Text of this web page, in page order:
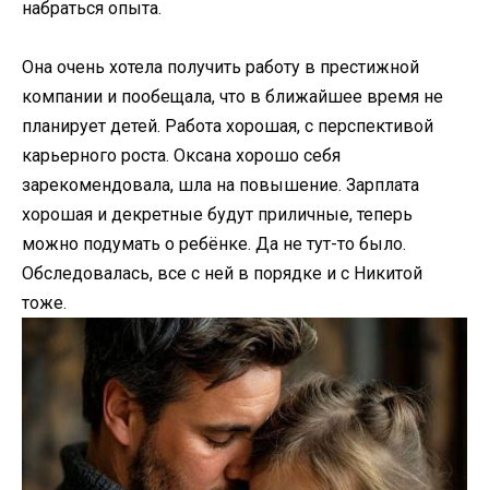
набраться опыта.
Она очень хотела получить работу в престижной
компании и пообещала, что в ближайшее время не
планирует детей. Работа хорошая, с перспективой
карьерного роста. Оксана хорошо себя
зарекомендовала, шла на повышение. Зарплата
хорошая и декретные будут приличные, теперь
можно подумать о ребёнке. Да не тут-то было.
Обследовалась, все с ней в порядке и с Никитой
тоже.